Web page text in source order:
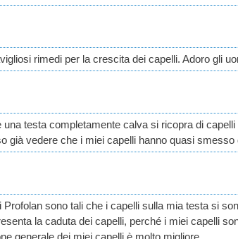
rimedi per la crescita dei capelli. Adoro gli
una testa completamente calva si ricopra di
già vedere che i miei capelli hanno quasi
Profolan sono tali che i capelli sulla mia testa si
la caduta dei capelli, perché i miei capelli
generale dei miei capelli è molto migliore.